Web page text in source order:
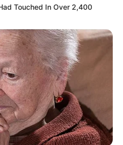
Touched In Over 2,400